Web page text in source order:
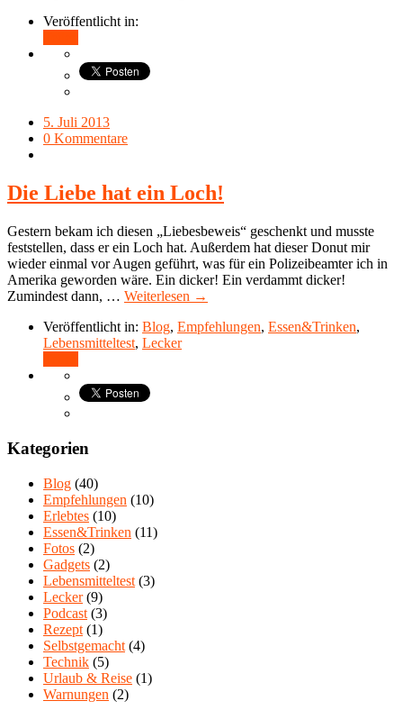
Veröffentlicht in:
5. Juli 2013
0 Kommentare
Die Liebe hat ein Loch!
Gestern bekam ich diesen „Liebesbeweis“ geschenkt und musste
feststellen, dass er ein Loch hat. Außerdem hat dieser Donut mir
wieder einmal vor Augen geführt, was für ein Polizeibeamter ich in
Amerika geworden wäre. Ein dicker! Ein verdammt dicker!
Zumindest dann, … Weiterlesen →
Veröffentlicht in: Blog, Empfehlungen, Essen&Trinken,
Lebensmitteltest, Lecker
Kategorien
Blog (40)
Empfehlungen (10)
Erlebtes (10)
Essen&Trinken (11)
Fotos (2)
Gadgets (2)
Lebensmitteltest (3)
Lecker(9)
Podcast (3)
Rezept (1)
Selbstgemacht (4)
Technik (5)
Urlaub & Reise (1)
Warnungen (2)